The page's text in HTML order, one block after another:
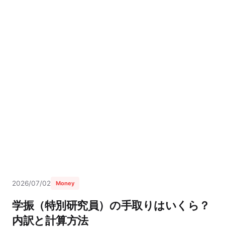
2026/07/02 Money
学振（特別研究員）の手取りはいくら？
内訳と計算方法